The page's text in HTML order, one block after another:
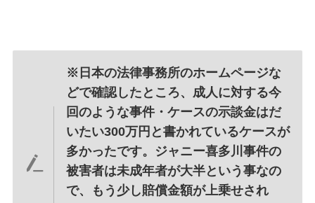
※日本の法律事務所のホームページな
どで確認したところ、成人に対する今
回のような事件・ケースの示談金はだ
いたい300万円と書かれているケースが
多かったです。 ジャニー喜多川事件の
被害者は未成年者が大半という事なの
で、もう少し賠償金額が上乗せされ